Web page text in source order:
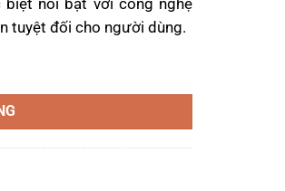
biệt nổi bật với công nghệ
tuyệt đối cho người dùng.